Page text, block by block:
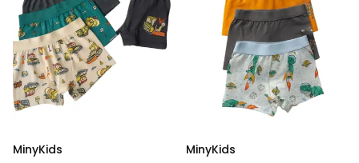
MinyKids
🛒 5 kişisepetine ekledi!
MinyKids
🛒 5 kişisepetine ekledi!